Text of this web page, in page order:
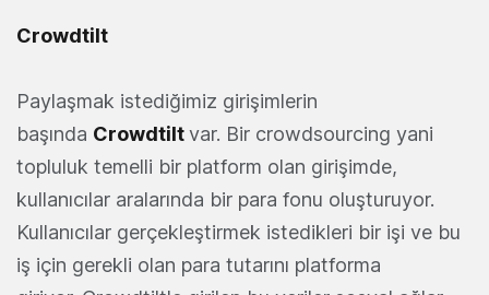
Crowdtilt
Paylaşmak istediğimiz girişimlerin
başında Crowdtiltvar. Bir crowdsourcing yani
topluluk temelli bir platform olan girişimde,
kullanıcılar aralarında bir para fonu oluşturuyor.
Kullanıcılar gerçekleştirmek istedikleri bir işi ve bu
iş için gerekli olan para tutarını platforma